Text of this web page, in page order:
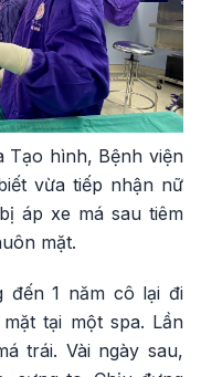
Tạo hình, Bệnh viện
vừa tiếp nhận nữ
áp xe má sau tiêm
mặt.
đến 1 năm cô lại đi
tại một spa. Lần
trái. Vài ngày sau,